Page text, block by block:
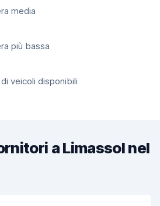
media
più bassa
veicoli disponibili
a Limassol nel